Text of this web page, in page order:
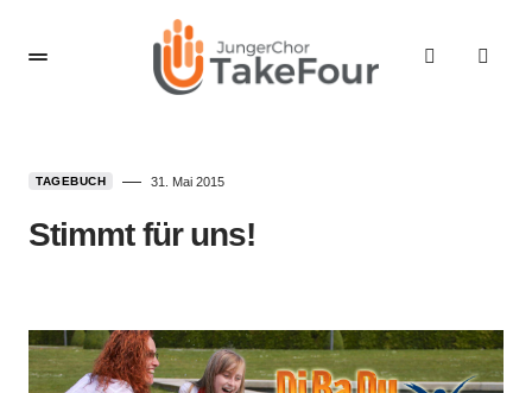
TAGEBUCH 31. Mai 2015
Stimmt für uns!